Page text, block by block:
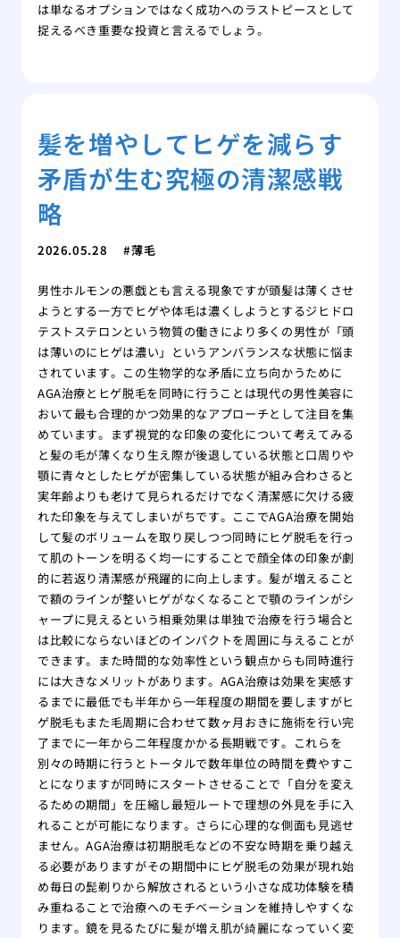
は単なるオプションではなく成功へのラストピースとして
捉えるべき重要な投資と言えるでしょう。
髪を増やしてヒゲを減らす
矛盾が生む究極の清潔感戦
略
2026.05.28 薄毛
男性ホルモンの悪戯とも言える現象ですが頭髪は薄くさせ
ようとする一方でヒゲや体毛は濃くしようとするジヒドロ
テストステロンという物質の働きにより多くの男性が「頭
は薄いのにヒゲは濃い」というアンバランスな状態に悩ま
されています。この生物学的な矛盾に立ち向かうために
AGA治療とヒゲ脱毛を同時に行うことは現代の男性美容に
おいて最も合理的かつ効果的なアプローチとして注目を集
めています。まず視覚的な印象の変化について考えてみる
と髪の毛が薄くなり生え際が後退している状態と口周りや
顎に青々としたヒゲが密集している状態が組み合わさると
実年齢よりも老けて見られるだけでなく清潔感に欠ける疲
れた印象を与えてしまいがちです。ここでAGA治療を開始
して髪のボリュームを取り戻しつつ同時にヒゲ脱毛を行っ
て肌のトーンを明るく均一にすることで顔全体の印象が劇
的に若返り清潔感が飛躍的に向上します。髪が増えること
で額のラインが整いヒゲがなくなることで顎のラインがシ
ャープに見えるという相乗効果は単独で治療を行う場合と
は比較にならないほどのインパクトを周囲に与えることが
できます。また時間的な効率性という観点からも同時進行
には大きなメリットがあります。AGA治療は効果を実感す
るまでに最低でも半年から一年程度の期間を要しますがヒ
ゲ脱毛もまた毛周期に合わせて数ヶ月おきに施術を行い完
了までに一年から二年程度かかる長期戦です。これらを
別々の時期に行うとトータルで数年単位の時間を費やすこ
とになりますが同時にスタートさせることで「自分を変え
るための期間」を圧縮し最短ルートで理想の外見を手に入
れることが可能になります。さらに心理的な側面も見逃せ
ません。AGA治療は初期脱毛などの不安な時期を乗り越え
る必要がありますがその期間中にヒゲ脱毛の効果が現れ始
め毎日の髭剃りから解放されるという小さな成功体験を積
み重ねることで治療へのモチベーションを維持しやすくな
ります。鏡を見るたびに髪が増え肌が綺麗になっていく変